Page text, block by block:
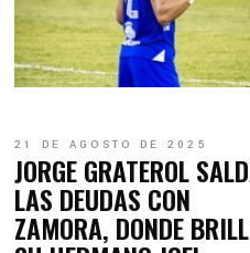
21 DE AGOSTO DE 2025
JORGE GRATEROL
LAS DEUDAS CON
ZAMORA, DONDE